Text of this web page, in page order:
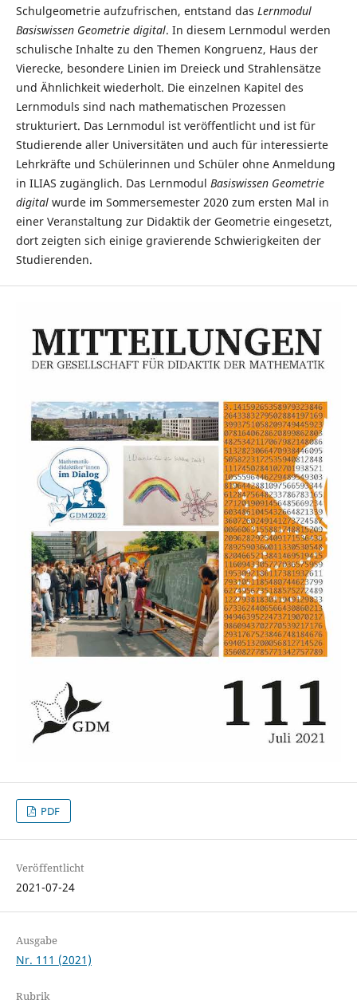
Schulgeometrie aufzufrischen, entstand das Lernmodul
Basiswissen Geometrie digital. In diesem Lernmodul werden
schulische Inhalte zu den Themen Kongruenz, Haus der
Vierecke, besondere Linien im Dreieck und Strahlensätze
und Ähnlichkeit wiederholt. Die einzelnen Kapitel des
Lernmoduls sind nach mathematischen Prozessen
strukturiert. Das Lernmodul ist veröffentlicht und ist für
Studierende aller Universitäten und auch für interessierte
Lehrkräfte und Schülerinnen und Schüler ohne Anmeldung
in ILIAS zugänglich. Das Lernmodul Basiswissen Geometrie
digitalwurde im Sommersemester 2020 zum ersten Mal in
einer Veranstaltung zur Didaktik der Geometrie eingesetzt,
dort zeigten sich einige gravierende Schwierigkeiten der
Studierenden.
PDF
Veröffentlicht
2021-07-24
Ausgabe
Nr. 111 (2021)
Rubrik